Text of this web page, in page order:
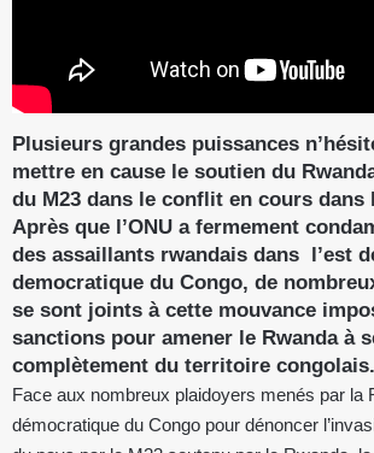
Plusieurs grandes puissances
mettre en cause le soutien du
du M23 dans le conflit en cours dans
Après que l’ONU a fermement
des assaillants rwandais dans l’est
democratique du Congo, de
se sont joints à cette mouvance
sanctions pour amener le Rwanda à
complètement du territoire congolais.
Face aux nombreux plaidoyers menés par la
démocratique du Congo pour dénoncer